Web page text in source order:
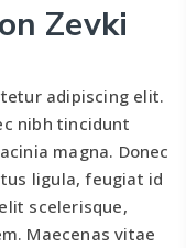
Zevki
adipiscing elit.
nibh tincidunt
magna. Donec
ligula, feugiat id
scelerisque,
Maecenas vitae